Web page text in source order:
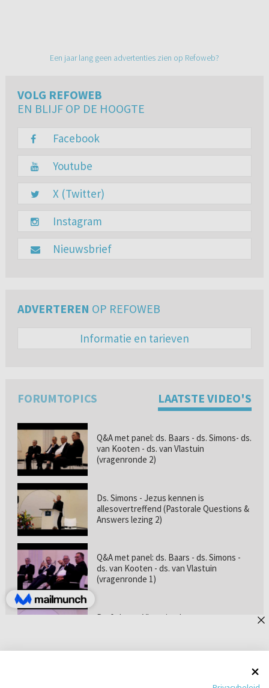
Een jaar lang geen advertenties zien op Refoweb?
VOLG REFOWEB
EN BLIJF OP DE HOOGTE
Facebook
Youtube
X (Twitter)
Instagram
Nieuwsbrief
ADVERTEREN OP REFOWEB
Informatie en tarieven
FORUMTOPICS LAATSTE VIDEO'S
Q&A met panel: ds. Baars - ds. Simons- ds.
van Kooten - ds. van Vlastuin
(vragenronde 2)
Ds. Simons - Jezus kennen is
allesovertreffend (Pastorale Questions &
Answers lezing 2)
Q&A met panel: ds. Baars - ds. Simons -
ds. van Kooten - ds. van Vlastuin
(vragenronde 1)
Prof. dr. van Vlastuin - Is